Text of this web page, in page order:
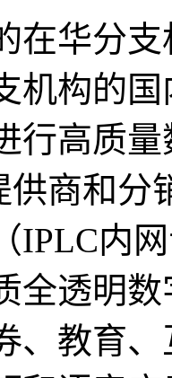
华分支
构的国
高质量
供商和分
内网
全透明
、教育